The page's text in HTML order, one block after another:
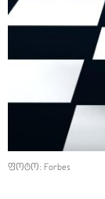
ფოტო: Forbes